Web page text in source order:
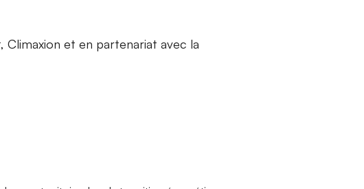
Climaxion et en partenariat avec la